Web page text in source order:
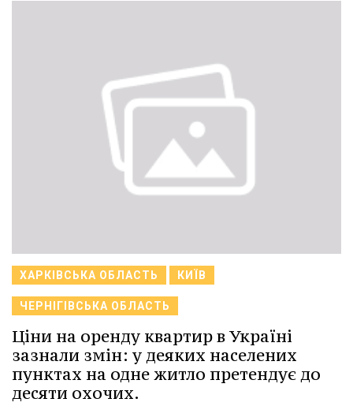
ХАРКІВСЬКА ОБЛАСТЬ КИЇВ
ЧЕРНІГІВСЬКА ОБЛАСТЬ
Ціни на оренду квартир в Україні
зазнали змін: у деяких населених
пунктах на одне житло претендує до
десяти охочих.